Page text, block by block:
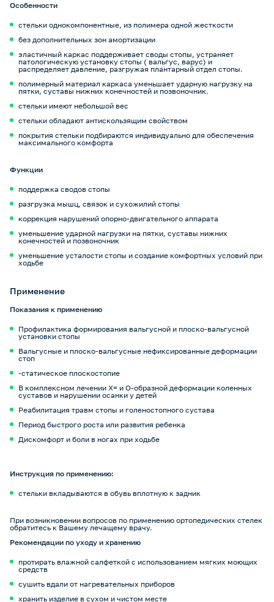
Особенности
стельки однокомпонентные, из полимера одной жесткости
без дополнительных зон амортизации
эластичный каркас поддерживает своды стопы, устраняет
патологическую установку стопы ( вальгус, варус) и
распределяет давление, разгружая плантарный отдел стопы.
полимерный материал каркаса уменьшает ударную нагрузку на
пятки, суставы нижних конечностей и позвоночник.
стельки имеют небольшой вес
стельки обладают антискользящим свойством
покрытия стельки подбираются индивидуально для обеспечения
максимального комфорта
Функции
поддержка сводов стопы
разгрузка мышц, связок и сухожилий стопы
коррекция нарушений опорно-двигательного аппарата
уменьшение ударной нагрузки на пятки, суставы нижних
конечностей и позвоночник
уменьшение усталости стопы и создание комфортных условий при
ходьбе
Применение
Показания к применению
Профилактика формирования вальгусной и плоско-вальгусной
установки стопы
Вальгусные и плоско-вальгусные нефиксированные деформации
стоп
-статическое плоскостопие
В комплексном лечении Х= и О-образной деформации коленных
суставов и нарушении осанки у детей
Реабилитация травм стопы и голеностопного сустава
Период быстрого роста или развития ребенка
Дискомфорт и боли в ногах при ходьбе
Инструкция по применению:
стельки вкладываются в обувь вплотную к задник
При возникновении вопросов по применению ортопедических стелек
обратитесь к Вашему лечащему врачу.
Рекомендации по уходу и хранению
протирать влажной салфеткой с использованием мягких моющих
средств
сушить вдали от нагревательных приборов
хранить изделие в сухом и чистом месте